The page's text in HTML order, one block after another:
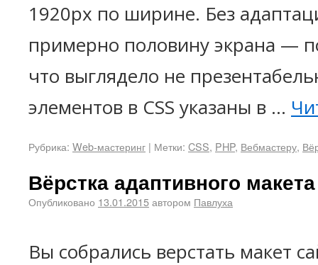
1920px по ширине. Без
примерно половину экрана —
что выглядело не
элементов в CSS указаны в …
Рубрика: Web-мастеринг | Метки: CSS, PHP, Вебмастеру,
Вёрстка адаптивного макета
Опубликовано 13.01.2015автором Павлуха
Вы собрались верстать макет